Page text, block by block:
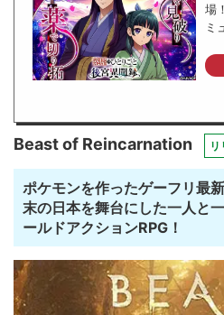
場
ミ
Beast of Reincarnation リ
ポケモンを作ったゲーフリ最
末の日本を舞台にした一人と
ールドアクションRPG！